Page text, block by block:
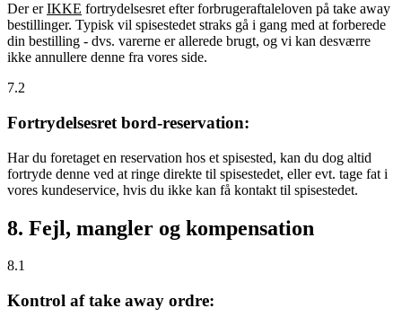
Der erIKKE fortrydelsesret efter forbrugeraftaleloven på take away
bestillinger. Typisk vil spisestedet straks gå i gang med at forberede
din bestilling - dvs. varerne er allerede brugt, og vi kan desværre
ikke annullere denne fra vores side.
7.2
Fortrydelsesret bord-reservation:
Har du foretaget en reservation hos et spisested, kan du dog altid
fortryde denne ved at ringe direkte til spisestedet, eller evt. tage fat i
vores kundeservice, hvis du ikke kan få kontakt til spisestedet.
8. Fejl, mangler og kompensation
8.1
Kontrol af take away ordre: